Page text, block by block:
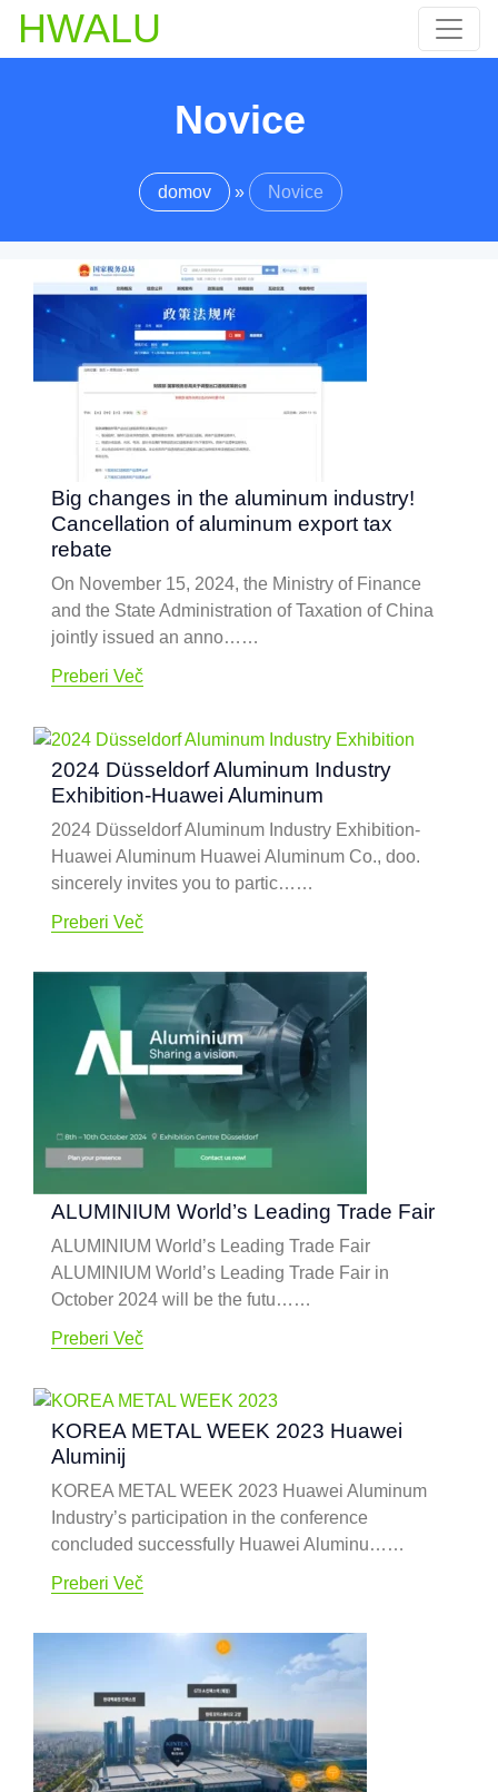
HWALU
Novice
domov » Novice
Big changes in the aluminum industry!
Cancellation of aluminum export tax
rebate
On November 15, 2024, the Ministry of Finance
and the State Administration of Taxation of China
jointly issued an anno……
Preberi Več
2024 Düsseldorf Aluminum Industry
Exhibition-Huawei Aluminum
2024 Düsseldorf Aluminum Industry Exhibition-
Huawei Aluminum Huawei Aluminum Co., doo.
sincerely invites you to partic……
Preberi Več
ALUMINIUM World’s Leading Trade Fair
ALUMINIUM World’s Leading Trade Fair
ALUMINIUM World’s Leading Trade Fair in
October 2024 will be the futu……
Preberi Več
KOREA METAL WEEK 2023 Huawei
Aluminij
KOREA METAL WEEK 2023 Huawei Aluminum
Industry’s participation in the conference
concluded successfully Huawei Aluminu……
Preberi Več